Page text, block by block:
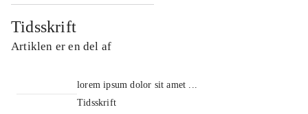
Tidsskrift
Artiklen er en del af
lorem ipsum dolor sit amet ...
Tidsskrift